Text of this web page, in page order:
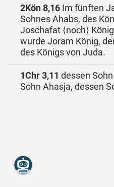
2Kön 8,16 Im fünften
Sohnes Ahabs, des
Joschafat ⟨noch⟩
wurde Joram König,
des Königs von Juda.
1Chr 3,11 dessen
Sohn Ahasja, dessen